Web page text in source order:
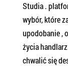
Studia .
wybór, które
upodobanie ,
życia
chwalić się